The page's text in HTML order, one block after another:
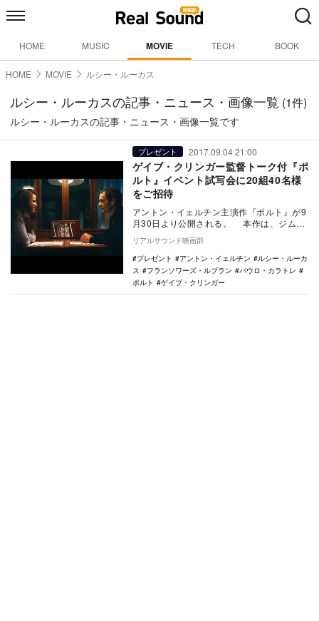
HOME MUSIC MOVIE TECH BOOK
HOME MOVIE ルシー・ルーカス
ルシー・ルーカスの記事・ニュース・画像一覧 (1件)
ルシー・ルーカスの記事・ニュース・画像一覧です
プレゼント 2017.09.04 21:00
ゲイブ・クリンガー監督トーク付『ポ
ルト』イベント試写会に20組40名様
をご招待
アントン・イェルチン主演作『ポルト』が9
月30日より公開される。 本作は、ジム・
ジャームッシュ製作総指揮の元、昨年27歳
で急…
リアルサウンド映画部
プレゼント
アントン・イェルチン
ルシー・ルーカ
ス
フランソワーズ・ルブラン
パウロ・カラトレ
ポルト
ゲイブ・クリンガー